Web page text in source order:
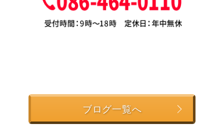
ブログ一覧へ